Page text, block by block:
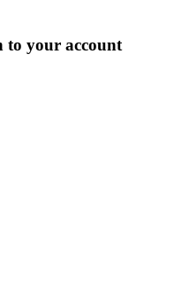
to your account